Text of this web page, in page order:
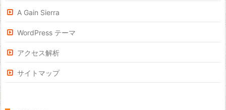
A Gain Sierra
WordPress テーマ
アクセス解析
サイトマップ